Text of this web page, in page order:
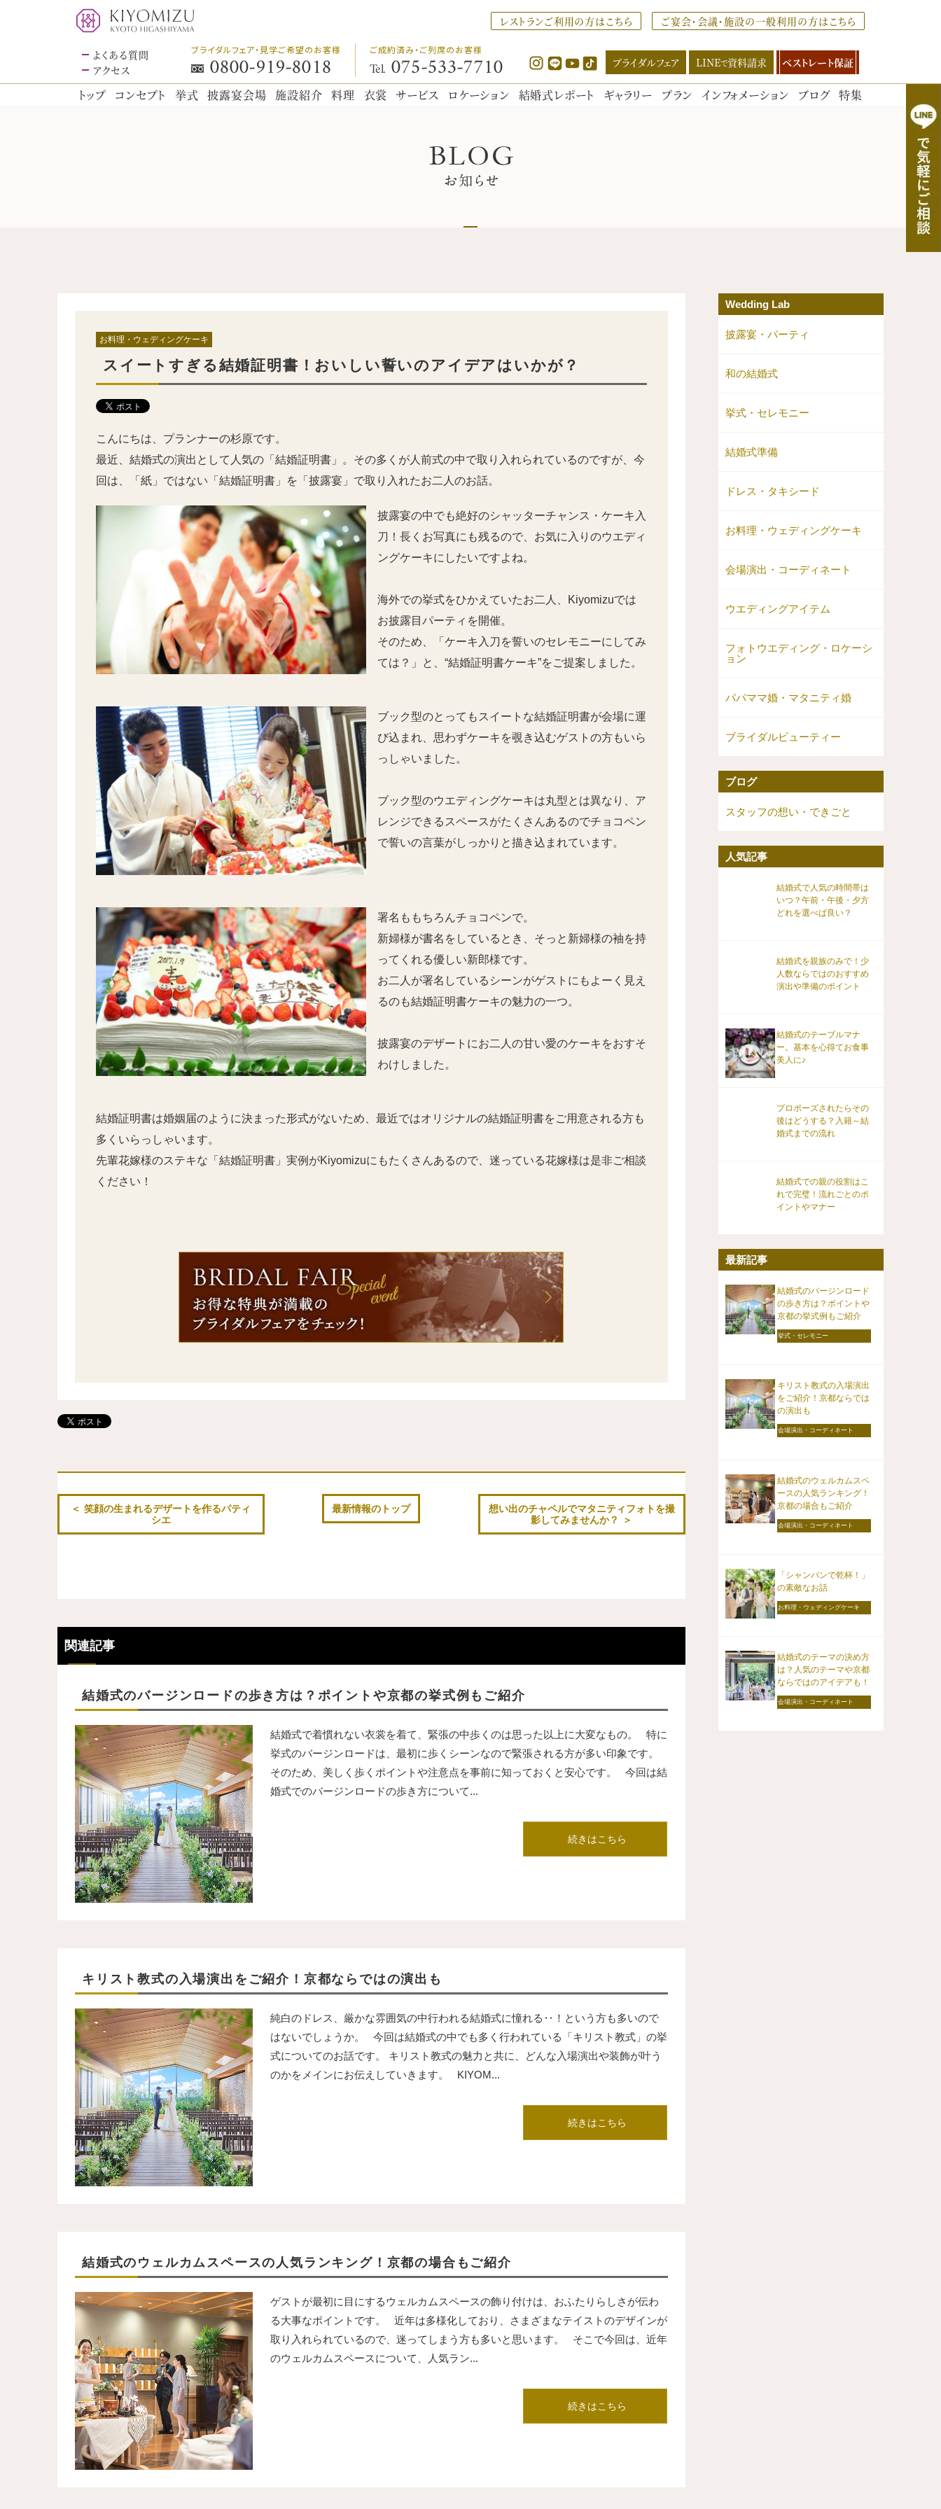
レストランご利用の方はこちら ご宴会・会議・施設の一般利用の方はこちら
よくある質問
アクセス
ブライダルフェア・見学ご希望のお客様
0800-919-8018
ご成約済み・ご列席のお客様
Tel. 075-533-7710 ブライダルフェア LINEで資料請求 ベストレート保証
トップ コンセプト 挙式 披露宴会場 施設紹介 料理 衣裳 サービス ロケーション 結婚式レポート ギャラリー プラン インフォメーション ブログ 特集
お料理・ウェディングケーキ
スイートすぎる結婚証明書！おいしい誓いのアイデアはいかが？
こんにちは、プランナーの杉原です。
最近、結婚式の演出として人気の「結婚証明書」。その多くが人前式の中で取り入れられているのですが、今
回は、「紙」ではない「結婚証明書」を「披露宴」で取り入れたお二人のお話。
披露宴の中でも絶好のシャッターチャンス・ケーキ入
刀！長くお写真にも残るので、お気に入りのウエディ
ングケーキにしたいですよね。
海外での挙式をひかえていたお二人、Kiyomizuでは
お披露目パーティを開催。
そのため、「ケーキ入刀を誓いのセレモニーにしてみ
ては？」と、“結婚証明書ケーキ”をご提案しました。
ブック型のとってもスイートな結婚証明書が会場に運
び込まれ、思わずケーキを覗き込むゲストの方もいら
っしゃいました。
ブック型のウエディングケーキは丸型とは異なり、ア
レンジできるスペースがたくさんあるのでチョコペン
で誓いの言葉がしっかりと描き込まれています。
署名ももちろんチョコペンで。
新婦様が書名をしているとき、そっと新婦様の袖を持
ってくれる優しい新郎様です。
お二人が署名しているシーンがゲストにもよーく見え
るのも結婚証明書ケーキの魅力の一つ。
披露宴のデザートにお二人の甘い愛のケーキをおすそ
わけしました。
結婚証明書は婚姻届のように決まった形式がないため、最近ではオリジナルの結婚証明書をご用意される方も
多くいらっしゃいます。
先輩花嫁様のステキな「結婚証明書」実例がKiyomizuにもたくさんあるので、迷っている花嫁様は是非ご相談
ください！
笑顔の生まれるデザートを作るパティ
シエ
最新情報のトップ
想い出のチャペルでマタニティフォトを撮
影してみませんか？
関連記事
結婚式のバージンロードの歩き方は？ポイントや京都の挙式例もご紹介
結婚式で着慣れない衣裳を着て、緊張の中歩くのは思った以上に大変なもの。 特に
挙式のバージンロードは、最初に歩くシーンなので緊張される方が多い印象です。
そのため、美しく歩くポイントや注意点を事前に知っておくと安心です。 今回は結
婚式でのバージンロードの歩き方について...
続きはこちら
キリスト教式の入場演出をご紹介！京都ならではの演出も
純白のドレス、厳かな雰囲気の中行われる結婚式に憧れる‥！という方も多いので
はないでしょうか。 今回は結婚式の中でも多く行われている「キリスト教式」の挙
式についてのお話です。 キリスト教式の魅力と共に、どんな入場演出や装飾が叶う
のかをメインにお伝えしていきます。 KIYOM...
続きはこちら
結婚式のウェルカムスペースの人気ランキング！京都の場合もご紹介
ゲストが最初に目にするウェルカムスペースの飾り付けは、おふたりらしさが伝わ
る大事なポイントです。 近年は多様化しており、さまざまなテイストのデザインが
取り入れられているので、迷ってしまう方も多いと思います。 そこで今回は、近年
のウェルカムスペースについて、人気ラン...
続きはこちら
Wedding Lab
披露宴・パーティ
和の結婚式
挙式・セレモニー
結婚式準備
ドレス・タキシード
お料理・ウェディングケーキ
会場演出・コーディネート
ウエディングアイテム
フォトウエディング・ロケーシ
ョン
パパママ婚・マタニティ婚
ブライダルビューティー
ブログ
スタッフの想い・できごと
人気記事
結婚式で人気の時間帯は
いつ？午前・午後・夕方
どれを選べば良い？
結婚式を親族のみで！少
人数ならではのおすすめ
演出や準備のポイント
結婚式のテーブルマナ
ー。基本を心得てお食事
美人に♪
プロポーズされたらその
後はどうする？入籍～結
婚式までの流れ
結婚式での親の役割はこ
れで完璧！流れごとのポ
イントやマナー
最新記事
結婚式のバージンロード
の歩き方は？ポイントや
京都の挙式例もご紹介
挙式・セレモニー
キリスト教式の入場演出
をご紹介！京都ならでは
の演出も
会場演出・コーディネート
結婚式のウェルカムスペ
ースの人気ランキング！
京都の場合もご紹介
会場演出・コーディネート
「シャンパンで乾杯！」
の素敵なお話
お料理・ウェディングケーキ
結婚式のテーマの決め方
は？人気のテーマや京都
ならではのアイデアも！
会場演出・コーディネート